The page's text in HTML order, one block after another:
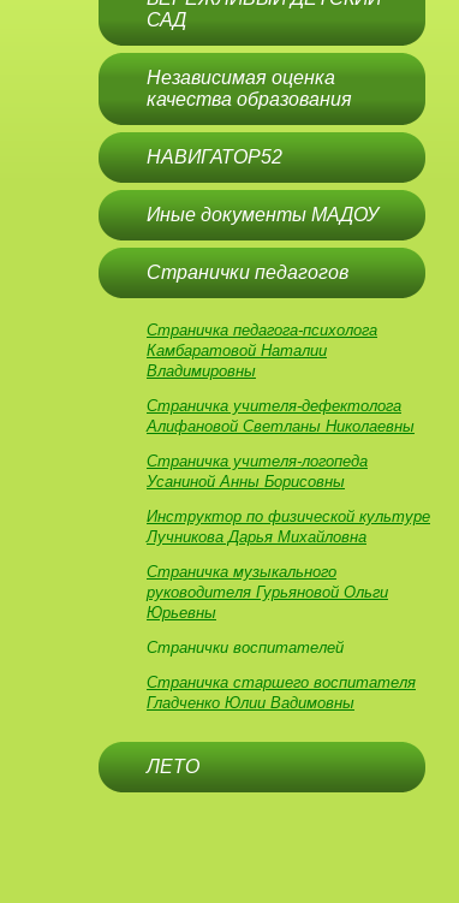
САД
Независимая оценка
качества образования
НАВИГАТОР52
Иные документы МАДОУ
Странички педагогов
Страничка педагога-психолога
Камбаратовой Наталии
Владимировны
Страничка учителя-дефектолога
Алифановой Светланы Николаевны
Страничка учителя-логопеда
Усаниной Анны Борисовны
Инструктор по физической культуре
Лучникова Дарья Михайловна
Страничка музыкального
руководителя Гурьяновой Ольги
Юрьевны
Странички воспитателей
Страничка старшего воспитателя
Гладченко Юлии Вадимовны
ЛЕТО